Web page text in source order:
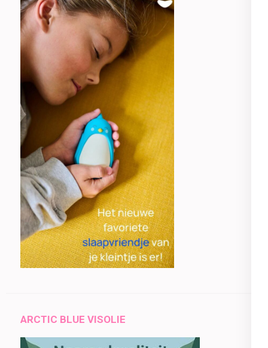
ARCTIC BLUE VISOLIE